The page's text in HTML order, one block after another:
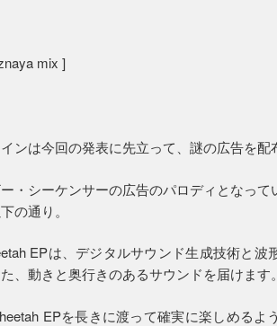
mix ]
ンは今回の発表に先立って、謎の広告を配
・シーケンサーの広告のパロディとなって
の通り。
EPは、デジタルサウンド生成技術と波
、動きと奥行きのあるサウンドを届けます。
EPを長きに渡って確実に楽しめるよ